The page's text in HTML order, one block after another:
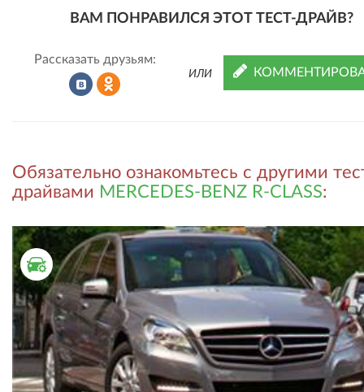
ВАМ ПОНРАВИЛСЯ ЭТОТ ТЕСТ-ДРАЙВ?
Рассказать друзьям:
во
ВКонтакте
в
Одноклассниках
ИЛИ
Обязательно ознакомьтесь с другими
драйвами MERCEDES-BENZ R-CLASS:
ТЕСТ ДРАЙВ